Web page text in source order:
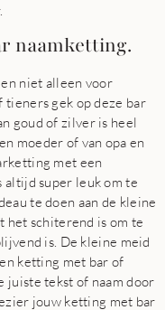
naamketting.
niet alleen voor
tieners gek op deze bar
goud of zilver is heel
moeder of van opa en
met een
altijd super leuk om te
te doen aan de kleine
het schiterend is om te
is. De kleine meid
ketting met bar of
juiste tekst of naam door
jouw ketting met bar